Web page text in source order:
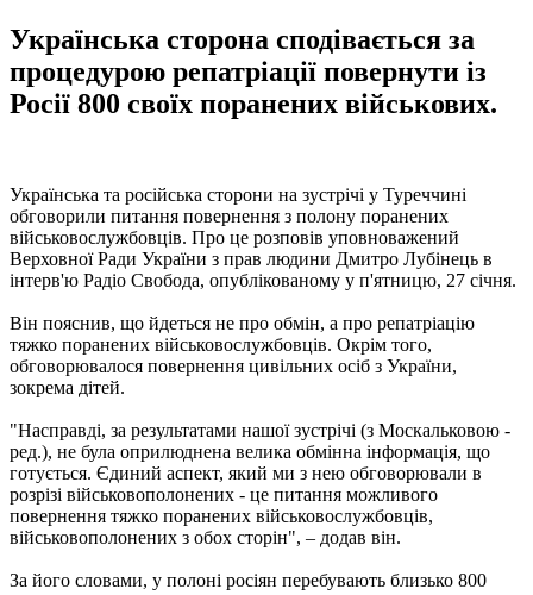
Українська сторона сподівається за
процедурою репатріації повернути із
Росії 800 своїх поранених військових.
Українська та російська сторони на зустрічі у Туреччині
обговорили питання повернення з полону поранених
військовослужбовців. Про це розповів уповноважений
Верховної Ради України з прав людини Дмитро Лубінець в
інтерв'ю Радіо Свобода, опублікованому у п'ятницю, 27 січня.
Він пояснив, що йдеться не про обмін, а про репатріацію
тяжко поранених військовослужбовців. Окрім того,
обговорювалося повернення цивільних осіб з України,
зокрема дітей.
"Насправді, за результатами нашої зустрічі (з Москальковою -
ред.), не була оприлюднена велика обмінна інформація, що
готується. Єдиний аспект, який ми з нею обговорювали в
розрізі військовополонених - це питання можливого
повернення тяжко поранених військовослужбовців,
військовополонених з обох сторін", – додав він.
За його словами, у полоні росіян перебувають близько 800